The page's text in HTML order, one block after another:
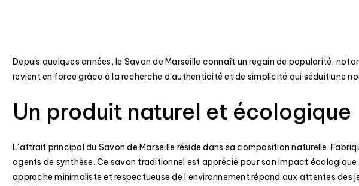
Depuis quelques années, le Savon de Marseille connaît un regain de popularité,
revient en force grâce à la recherche d’authenticité et de simplicité qui séduit une
Un produit naturel et écologique
L’attrait principal du Savon de Marseille réside dans sa composition naturelle.
agents de synthèse. Ce savon traditionnel est apprécié pour son impact
approche minimaliste et respectueuse de l’environnement répond aux attentes